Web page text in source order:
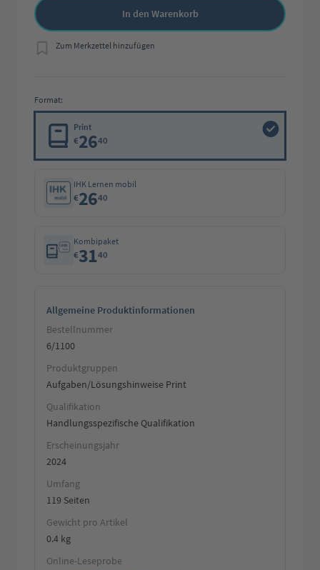
In den Warenkorb
Zum Merkzettel hinzufügen
Format:
Print
€2640
IHK Lernen mobil
€2640
Kombipaket
€3140
Allgemeine Produktinformationen
Bestellnummer
6/1100
Produktgruppen
Aufgaben/Lösungshinweise Print
Qualifikation
Handlungsspezifische Qualifikation
Erscheinungsjahr
2024
Umfang
119 Seiten
Gewicht pro Artikel
0.4 kg
Online-Leseprobe